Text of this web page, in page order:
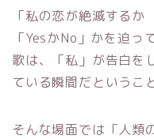
「私の恋が絶滅する
「YesかNo」かを迫っ
歌は、「私」が告白を
ている瞬間だというこ
そんな場面では「人類